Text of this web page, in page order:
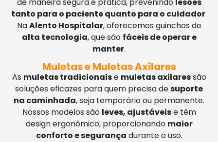
tanto para o paciente quanto para o cuidador.
NaAlento Hospitalar, oferecemos guinchos de
alta tecnologia, que são fáceis de operar e
manter.
Muletas e Muletas Axilares
As muletas tradicionaise muletas axilaressão
soluções eficazes para quem precisa desuporte
na caminhada, seja temporário ou permanente.
Nossos modelos são leves, ajustáveise têm
design ergonômico, proporcionando maior
conforto e segurança durante o uso.